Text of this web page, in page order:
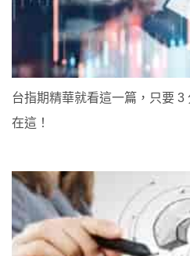
台指期精華就看這一篇，只要
在這！